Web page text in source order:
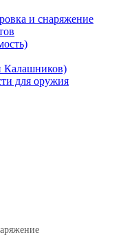
и снаряжение
для оружия